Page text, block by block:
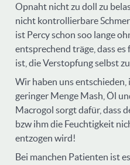
Opnaht nicht zu doll zu
nicht kontrollierbare
ist Percy schon soo lange
entsprechend träge, dass
ist, die Verstopfung selbst
Wir haben uns
geringer Menge Mash, Öl
Macrogol sorgt dafür, dass
bzw ihm die Feuchtigkeit
entzogen wird!
Bei manchen Patienten ist